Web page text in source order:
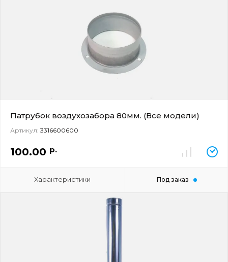
Патрубок воздухозабора 80мм. (Все модели)
Артикул: 3316600600
100.00 р.
Характеристики Под заказ